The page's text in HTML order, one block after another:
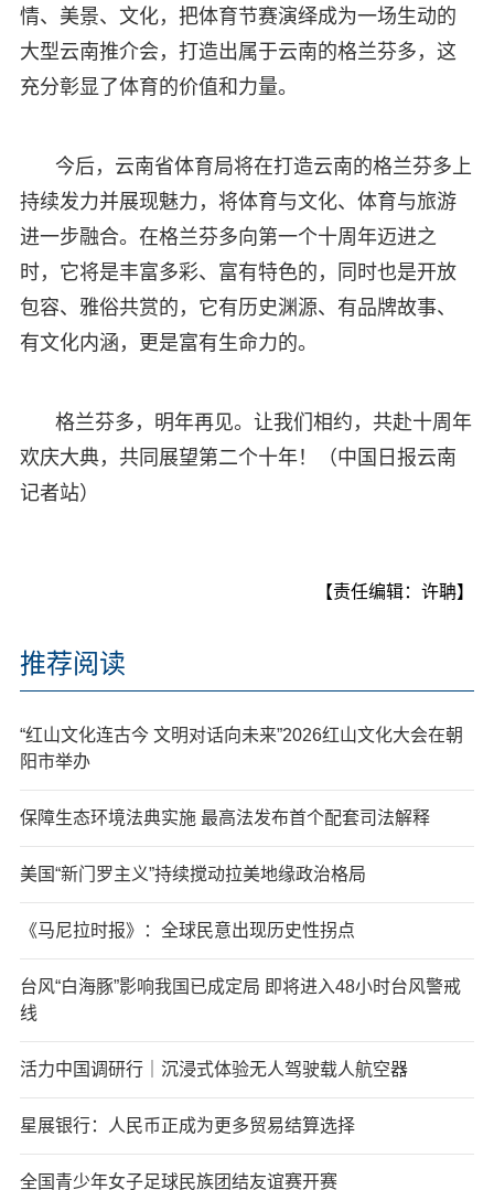
情、美景、文化，把体育节赛演绎成为一场生动的
大型云南推介会，打造出属于云南的格兰芬多，这
充分彰显了体育的价值和力量。
今后，云南省体育局将在打造云南的格兰芬多上
持续发力并展现魅力，将体育与文化、体育与旅游
进一步融合。在格兰芬多向第一个十周年迈进之
时，它将是丰富多彩、富有特色的，同时也是开放
包容、雅俗共赏的，它有历史渊源、有品牌故事、
有文化内涵，更是富有生命力的。
格兰芬多，明年再见。让我们相约，共赴十周年
欢庆大典，共同展望第二个十年！（中国日报云南
记者站）
【责任编辑：许聃】
推荐阅读
“红山文化连古今 文明对话向未来”2026红山文化大会在朝
阳市举办
保障生态环境法典实施 最高法发布首个配套司法解释
美国“新门罗主义”持续搅动拉美地缘政治格局
《马尼拉时报》：全球民意出现历史性拐点
台风“白海豚”影响我国已成定局 即将进入48小时台风警戒
线
活力中国调研行｜沉浸式体验无人驾驶载人航空器
星展银行：人民币正成为更多贸易结算选择
全国青少年女子足球民族团结友谊赛开赛